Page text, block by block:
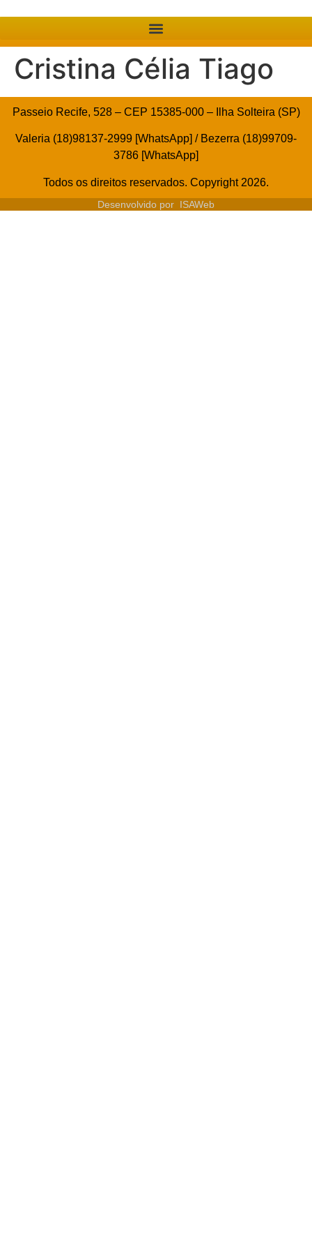
Cristina Célia Tiago
Passeio Recife, 528 – CEP 15385-000 – Ilha Solteira (SP)
Valeria (18)98137-2999 [WhatsApp] / Bezerra (18)99709-
3786 [WhatsApp]
Todos os direitos reservados. Copyright 2026.
Desenvolvido por ISAWeb